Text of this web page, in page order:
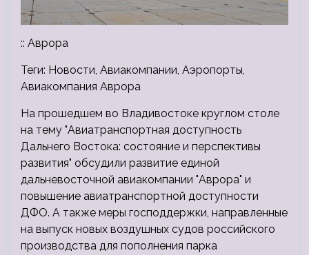
:: Аврора
Теги: Новости, Авиакомпании, Аэропорты,
Авиакомпания Аврора
На прошедшем во Владивостоке круглом столе
на тему "Авиатранспортная доступность
Дальнего Востока: состояние и перспективы
развития" обсудили развитие единой
дальневосточной авиакомпании "Аврора" и
повышение авиатранспортной доступности
ДФО. А также меры господдержки, направленные
на выпуск новых воздушных судов российского
производства для пополнения парка